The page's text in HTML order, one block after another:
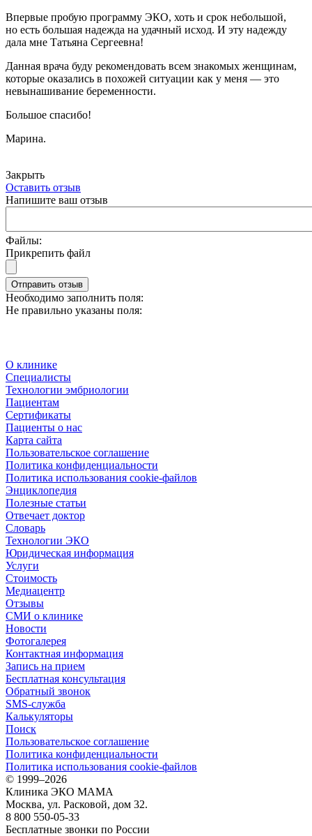
Впервые пробую программу ЭКО, хоть и срок небольшой,
но есть большая надежда на удачный исход. И эту надежду
дала мне Татьяна Сергеевна!
Данная врача буду рекомендовать всем знакомых женщинам,
которые оказались в похожей ситуации как у меня — это
невынашивание беременности.
Большое спасибо!
Марина.
Закрыть
Оставить отзыв
Напишите ваш отзыв
Файлы:
Прикрепить файл
Отправить отзыв
Необходимо заполнить поля:
Не правильно указаны поля:
О клинике
Специалисты
Технологии эмбриологии
Пациентам
Сертификаты
Пациенты о нас
Карта сайта
Пользовательское соглашение
Политика конфиденциальности
Политика использования cookie-файлов
Энциклопедия
Полезные статьи
Отвечает доктор
Словарь
Технологии ЭКО
Юридическая информация
Услуги
Стоимость
Медиацентр
Отзывы
СМИ о клинике
Новости
Фотогалерея
Контактная информация
Запись на прием
Бесплатная консультация
Обратный звонок
SMS-служба
Калькуляторы
Поиск
Пользовательское соглашение
Политика конфиденциальности
Политика использования cookie-файлов
© 1999–2026
Клиника ЭКО МАМА
Москва, ул. Расковой, дом 32.
8 800 550-05-33
Бесплатные звонки по России